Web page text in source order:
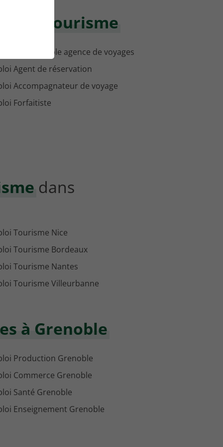
Tourisme
Responsable agence de voyages
Agent de réservation
Accompagnateur de voyage
Forfaitiste
dans
Tourisme Nice
Tourisme Bordeaux
Tourisme Nantes
Tourisme Villeurbanne
à Grenoble
Production Grenoble
Commerce Grenoble
Santé Grenoble
Enseignement Grenoble